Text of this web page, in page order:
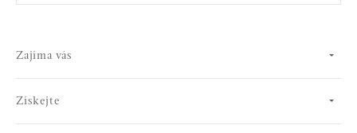
Zajíma vás
Získejte